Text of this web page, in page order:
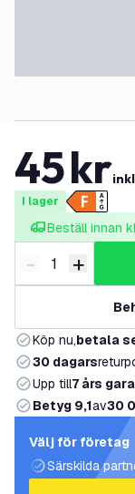
45kr
I lager
Beställ innan
Minska antal
- Öka antal
+
Köp nu,betala
30 dagars
Upp till7 års
Betyg 9,1av30
Välj för företag
Särskilda